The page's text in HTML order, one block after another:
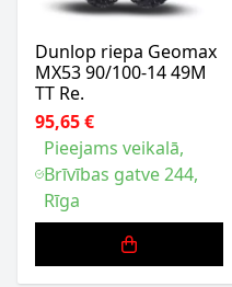
Dunlop riepa Geomax
MX53 90/100-14 49M
TT Re.
95,65 €
Pieejams veikalā,
Brīvības gatve 244,
Rīga